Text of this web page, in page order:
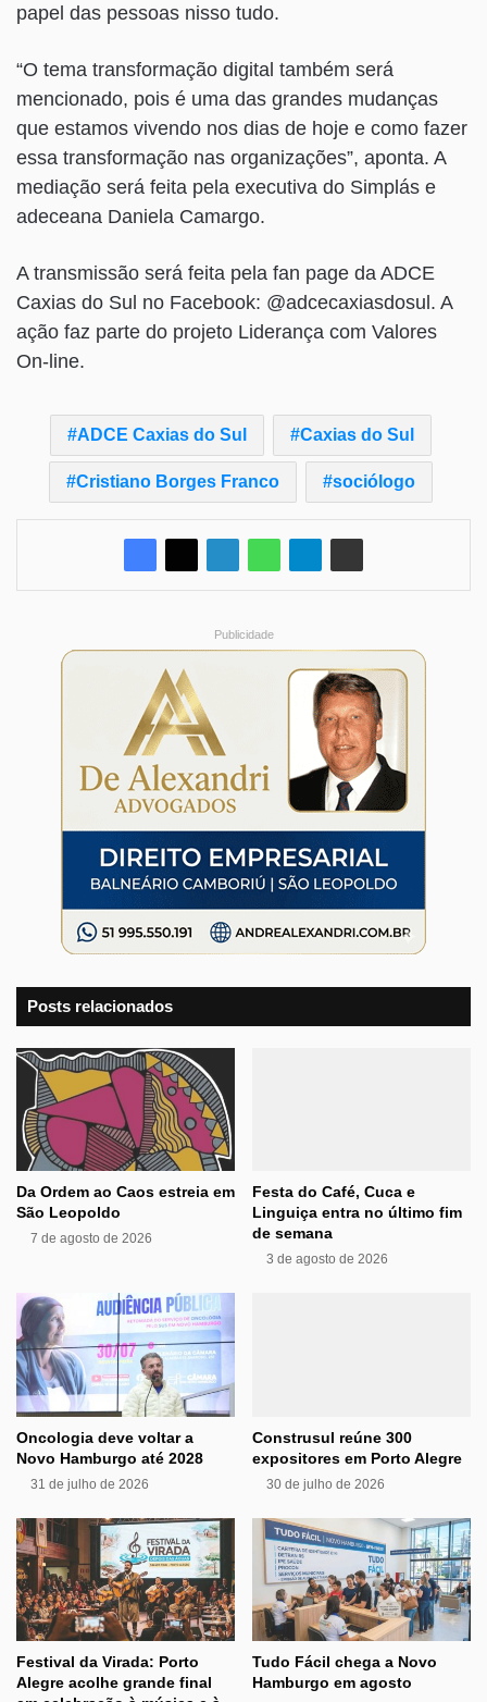
papel das pessoas nisso tudo.
“O tema transformação digital também será
mencionado, pois é uma das grandes mudanças
que estamos vivendo nos dias de hoje e como fazer
essa transformação nas organizações”, aponta. A
mediação será feita pela executiva do Simplás e
adeceana Daniela Camargo.
A transmissão será feita pela fan page da ADCE
Caxias do Sul no Facebook: @adcecaxiasdosul. A
ação faz parte do projeto Liderança com Valores
On-line.
ADCE Caxias do Sul Caxias do Sul
Cristiano Borges Franco sociólogo
Publicidade
Posts relacionados
Da Ordem ao Caos estreia em
São Leopoldo
7 de agosto de 2026
Festa do Café, Cuca e
Linguiça entra no último fim
de semana
3 de agosto de 2026
Oncologia deve voltar a
Novo Hamburgo até 2028
31 de julho de 2026
Construsul reúne 300
expositores em Porto Alegre
30 de julho de 2026
Festival da Virada: Porto
Alegre acolhe grande final
Tudo Fácil chega a Novo
Hamburgo em agosto